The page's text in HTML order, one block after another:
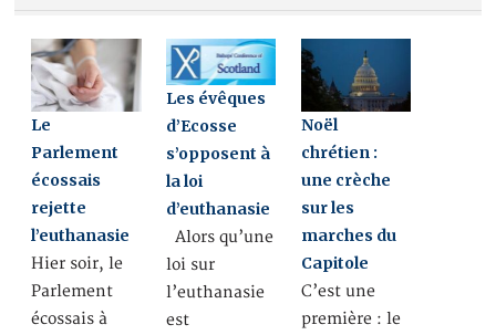
Le
Parlement
écossais
rejette
l’euthanasie
Hier soir, le
Parlement
écossais à
Les évêques
d’Ecosse
s’opposent à
la loi
d’euthanasie
Alors qu’une
loi sur
l’euthanasie
est
Noël
chrétien :
une crèche
sur les
marches du
Capitole
C’est une
première : le